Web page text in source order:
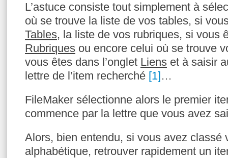
L’astuce consiste tout simplement à
où se trouve la liste de vos tables, si
Tables, la liste de vos rubriques, si vous
Rubriques ou encore celui où se trouve
vous êtes dans l’onglet Liens et à saisir
lettre de l’item recherché [1]…
FileMaker sélectionne alors le premier
commence par la lettre que vous avez
Alors, bien entendu, si vous avez classé
alphabétique, retrouver rapidement un